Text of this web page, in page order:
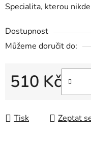
Specialita, kterou
Dostupnost
Můžeme doručit do:
510 Kč
Tisk Zeptat